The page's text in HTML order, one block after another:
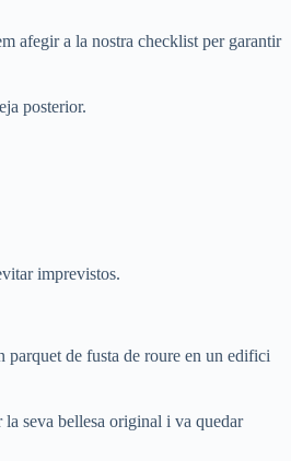
afegir a la nostra checklist per garantir
posterior.
imprevistos.
parquet de fusta de roure en un edifici
la seva bellesa original i va quedar